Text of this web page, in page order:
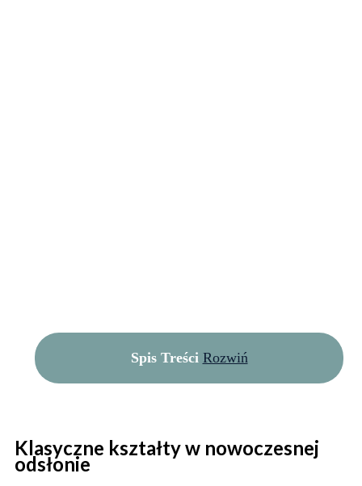
Spis Treści Rozwiń
Klasyczne kształty w nowoczesnej
odsłonie